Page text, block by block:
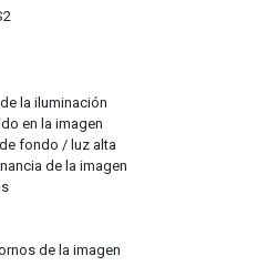
la iluminación
en la imagen
fondo / luz alta
de la imagen
de la imagen